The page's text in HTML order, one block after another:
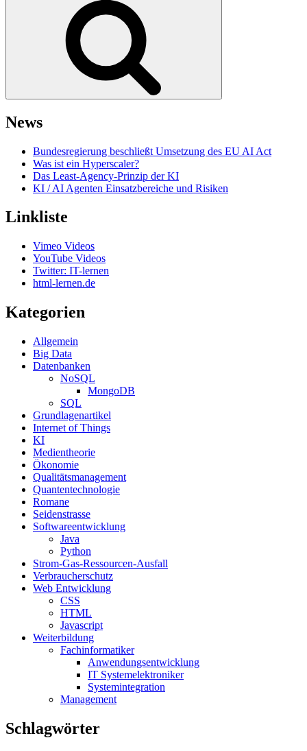
News
Bundesregierung beschließt Umsetzung des EU AI Act
Was ist ein Hyperscaler?
Das Least-Agency-Prinzip der KI
KI / AI Agenten Einsatzbereiche und Risiken
Linkliste
Vimeo Videos
YouTube Videos
Twitter: IT-lernen
html-lernen.de
Kategorien
Allgemein
Big Data
Datenbanken
NoSQL
MongoDB
SQL
Grundlagenartikel
Internet of Things
KI
Medientheorie
Ökonomie
Qualitätsmanagement
Quantentechnologie
Romane
Seidenstrasse
Softwareentwicklung
Java
Python
Strom-Gas-Ressourcen-Ausfall
Verbraucherschutz
Web Entwicklung
CSS
HTML
Javascript
Weiterbildung
Fachinformatiker
Anwendungsentwicklung
IT Systemelektroniker
Systemintegration
Management
Schlagwörter